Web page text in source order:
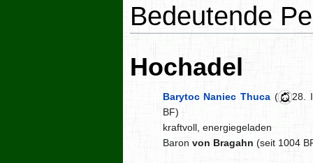
Bedeutende
Hochadel
Barytoc Naniec Thuca (
28.
BF)
kraftvoll, energiegeladen
Baron von Bragahn (seit 1004